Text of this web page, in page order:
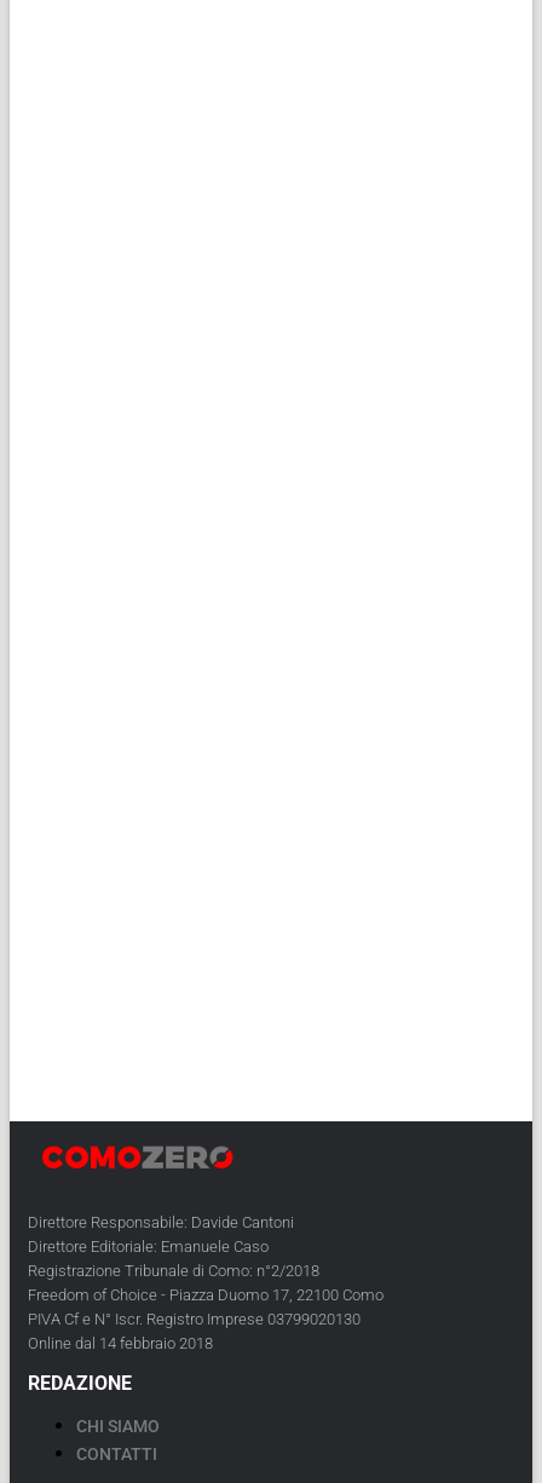
Direttore Responsabile: Davide Cantoni
Direttore Editoriale: Emanuele Caso
Registrazione Tribunale di Como: n°2/2018
Freedom of Choice - Piazza Duomo 17, 22100 Como
PIVA Cf e N° Iscr. Registro Imprese 03799020130
Online dal 14 febbraio 2018
REDAZIONE
CHI SIAMO
CONTATTI